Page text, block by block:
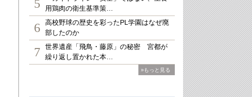
5
用鶏肉の衛生基準策…
6
高校野球の歴史を彩ったPL学園はなぜ廃
部したのか
7
世界遺産「飛鳥・藤原」の秘密 宮都が
繰り返し置かれた本…
»もっと見る